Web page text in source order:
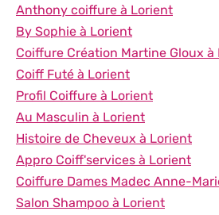
Anthony coiffure à Lorient
By Sophie à Lorient
Coiffure Création Martine Gloux à
Coiff Futé à Lorient
Profil Coiffure à Lorient
Au Masculin à Lorient
Histoire de Cheveux à Lorient
Appro Coiff'services à Lorient
Coiffure Dames Madec Anne-
Salon Shampoo à Lorient